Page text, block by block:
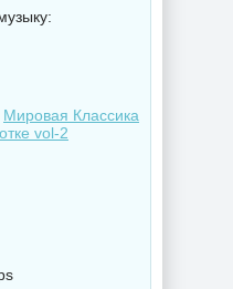
Мировая Классика
vol-2